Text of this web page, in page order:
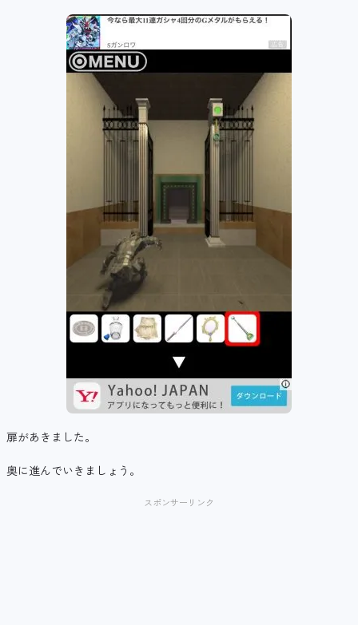
扉があきました。
奥に進んでいきましょう。
スポンサーリンク